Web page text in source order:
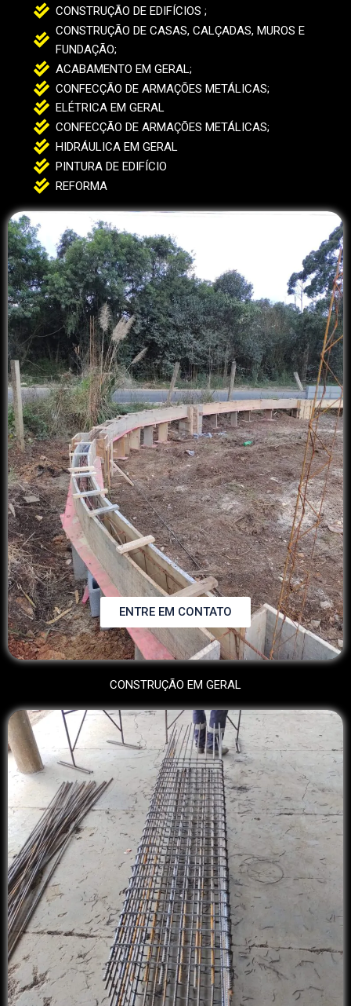
CONSTRUÇÃO DE EDIFÍCIOS ;
CONSTRUÇÃO DE CASAS, CALÇADAS, MUROS E
FUNDAÇÃO;
ACABAMENTO EM GERAL;
CONFECÇÃO DE ARMAÇÕES METÁLICAS;
ELÉTRICA EM GERAL
CONFECÇÃO DE ARMAÇÕES METÁLICAS;
HIDRÁULICA EM GERAL
PINTURA DE EDIFÍCIO
REFORMA
ENTRE EM CONTATO
CONSTRUÇÃO EM GERAL